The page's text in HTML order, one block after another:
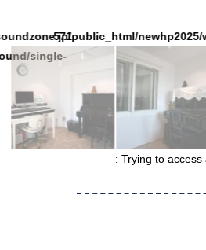
public_html/newhp2025/wp-
571
: Trying to